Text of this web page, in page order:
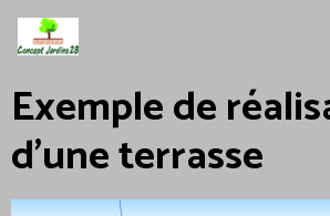
Exemple de
d'une terrasse